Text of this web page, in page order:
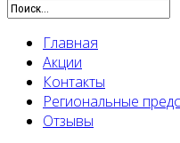
Главная
Акции
Контакты
Региональные
Отзывы